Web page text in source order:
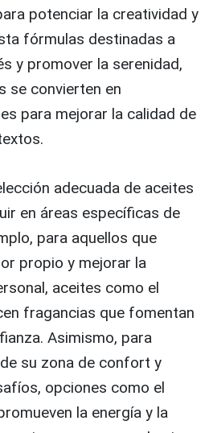
potenciar la creatividad y
fórmulas destinadas a
y promover la serenidad,
se convierten en
para mejorar la calidad de
adecuada de aceites
en áreas específicas de
para aquellos que
propio y mejorar la
aceites como el
fragancias que fomentan
Asimismo, para
su zona de confort y
opciones como el
la energía y la